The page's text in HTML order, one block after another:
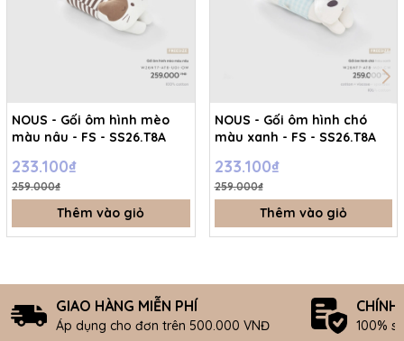
NOUS - Gối ôm hình mèo
màu nâu - FS - SS26.T8A
233.100₫
259.000₫
Thêm vào giỏ
NOUS - Gối ôm hình chó
màu xanh - FS - SS26.T8A
233.100₫
259.000₫
Thêm vào giỏ
GIAO HÀNG MIỄN PHÍ
Áp dụng cho đơn trên 500.000 VNĐ
CHÍNH
100%